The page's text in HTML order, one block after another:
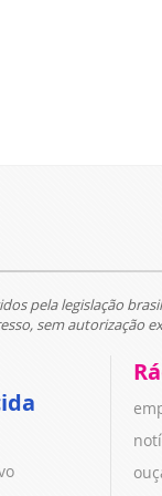
pela legislação
sem autorização